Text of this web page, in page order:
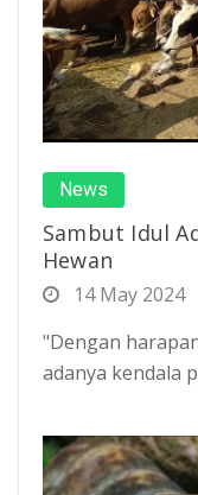
News
Sambut Idul
Hewan
14 May 2024
"Dengan
adanya kendala